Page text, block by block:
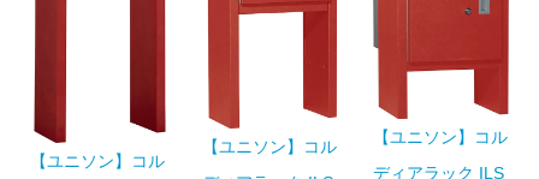
【ユニソン】コル
【ユニソン】コル
【ユニソン】コル
ディアラック ILS